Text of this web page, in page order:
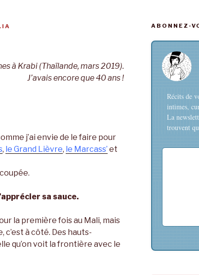
à Krabi (Thaïlande, mars 2019).
J’avais encore que 40 ans !
j’ai envie de le faire pour
, le Grand Lièvre, le Marcass’ et
sa sauce.
la première fois au Mali, mais
c’est à côté. Des hauts-
qu’on voit la frontière avec le
ABONNEZ-
Récits de
intimes,
La
trouvent